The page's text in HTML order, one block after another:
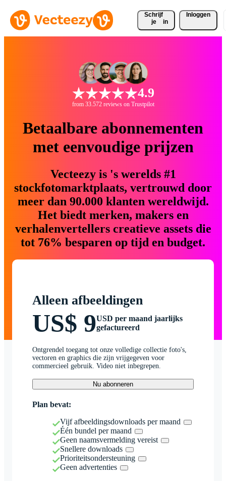
Schrijf
je
in
Inloggen
4.9
from 33.572 reviews on Trustpilot
Betaalbare abonnementen
met eenvoudige prijzen
Vecteezy is 's werelds #1
stockfotomarktplaats, vertrouwd door
meer dan 90.000 klanten wereldwijd.
Het biedt merken, makers en
verhalenvertellers creatieve assets die
tot 76% besparen op tijd en budget.
Alleen afbeeldingen
US$ 9USD per maand jaarlijks
gefactureerd
Ontgrendel toegang tot onze volledige collectie foto's,
vectoren en graphics die zijn vrijgegeven voor
commercieel gebruik. Video niet inbegrepen.
Nu abonneren
Plan bevat:
Vijf afbeeldingsdownloads per maand
Één bundel per maand
Geen naamsvermelding vereist
Snellere downloads
Prioriteitsondersteuning
Geen advertenties